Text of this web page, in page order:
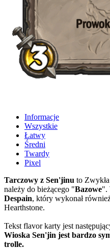
Informacje
Wszystkie
Łatwy
Średni
Twardy
Pixel
Tarczowy z Sen'jinu to
należy do bieżącego "Bazowe".
Despain, który wykonał
Hearthstone.
Tekst flavor karty jest
Wioska Sen'jin jest bardzo
trolle.